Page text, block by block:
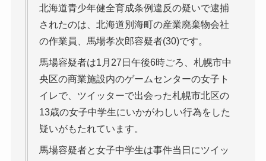
北海道青少年健全育成条例違反の疑いで逮捕
されたのは、北海道別海町の産業廃棄物会社
の作業員、馬場孝次郎容疑者(30)です。
馬場容疑者は1月27日午後6時ごろ、札幌市中
央区の商業施設内のゲームセンターの女子ト
イレで、ツイッターで出会った札幌市北区の
13歳の女子中学生にいかがわしい行為をした
疑いがもたれています。
馬場容疑者と女子中学生は事件当日にツイッ